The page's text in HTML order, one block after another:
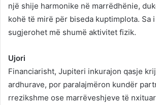
një shije harmonike në marrëdhënie,
kohë të mirë për biseda kuptimplota. Sa
sugjerohet më shumë aktivitet fizik.
Ujori
Financiarisht, Jupiteri inkurajon qasje
ardhurave, por paralajmëron kundër
rrezikshme ose marrëveshjeve të